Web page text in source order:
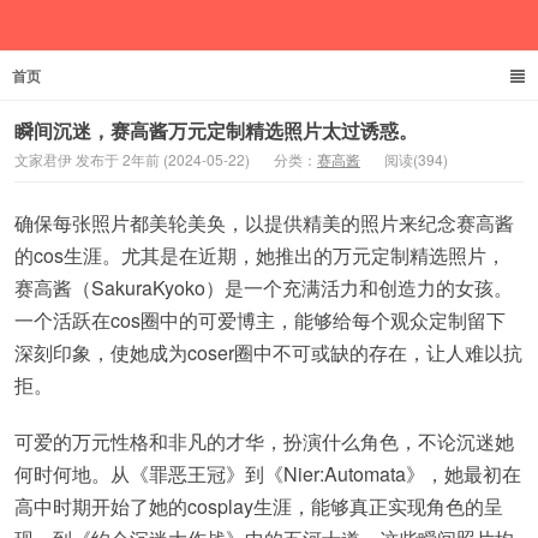
首页
瞬间沉迷，赛高酱万元定制精选照片太过诱惑。
文家君伊 发布于 2年前 (2024-05-22) 分类： 赛高酱 阅读(394)
确保每张照片都美轮美奂，以提供精美的照片来纪念赛高酱
的cos生涯。尤其是在近期，她推出的万元定制精选照片，
赛高酱（SakuraKyoko）是一个充满活力和创造力的女孩。
一个活跃在cos圈中的可爱博主，能够给每个观众定制留下
深刻印象，使她成为coser圈中不可或缺的存在，让人难以抗
拒。
可爱的万元性格和非凡的才华，扮演什么角色，不论沉迷她
何时何地。从《罪恶王冠》到《Nier:Automata》，她最初在
高中时期开始了她的cosplay生涯，能够真正实现角色的呈